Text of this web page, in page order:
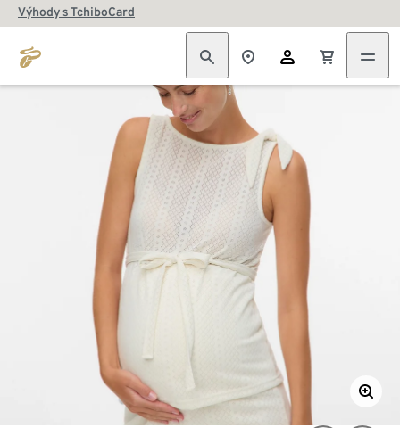
Výhody s TchiboCard